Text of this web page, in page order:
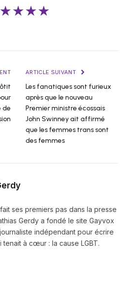
de
ARTICLE SUIVANT
Les fanatiques sont furieux
après que le nouveau
Premier ministre écossais
John Swinney ait affirmé
que les femmes trans sont
des femmes
ses premiers pas dans la presse
Gerdy a fondé le site Gayvox
indépendant pour écrire
tenait à cœur : la cause LGBT.